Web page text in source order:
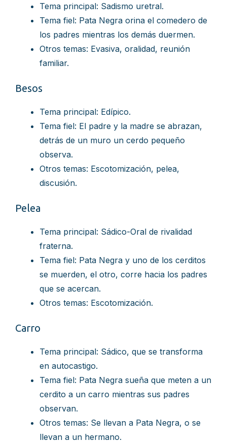
Tema principal: Sadismo uretral.
Tema fiel: Pata Negra orina el comedero de
los padres mientras los demás duermen.
Otros temas: Evasiva, oralidad, reunión
familiar.
Besos
Tema principal: Edípico.
Tema fiel: El padre y la madre se abrazan,
detrás de un muro un cerdo pequeño
observa.
Otros temas: Escotomización, pelea,
discusión.
Pelea
Tema principal: Sádico-Oral de rivalidad
fraterna.
Tema fiel: Pata Negra y uno de los cerditos
se muerden, el otro, corre hacia los padres
que se acercan.
Otros temas: Escotomización.
Carro
Tema principal: Sádico, que se transforma
en autocastigo.
Tema fiel: Pata Negra sueña que meten a un
cerdito a un carro mientras sus padres
observan.
Otros temas: Se llevan a Pata Negra, o se
llevan a un hermano.